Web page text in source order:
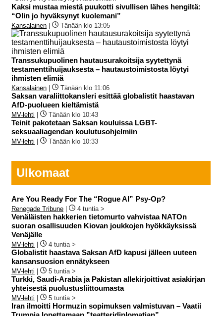
Kaksi mustaa miestä puukotti sivullisen lähes hengiltä:
“Olin jo hyväksynyt kuolemani”
Kansalainen | Tänään klo 13:05
Transsukupuolinen hautausurakoitsija syytettynä
testamenttihuijauksesta – hautaustoimistosta löytyi
ihmisten elimiä
Kansalainen | Tänään klo 11:06
Saksan varaliittokansleri esittää globalistit haastavan
AfD-puolueen kieltämistä
MV-lehti | Tänään klo 10:43
Teinit pakotetaan Saksan kouluissa LGBT-
seksuaaliagendan koulutusohjelmiin
MV-lehti | Tänään klo 10:33
Ulkomaat
Are You Ready For The “Rogue AI” Psy-Op?
Renegade Tribune | 4 tuntia >
Venäläisten hakkerien tietomurto vahvistaa NATOn
suoran osallisuuden Kiovan joukkojen hyökkäyksissä
Venäjälle
MV-lehti | 4 tuntia >
Globalistit haastava Saksan AfD kapusi jälleen uuteen
kansansuosion ennätykseen
MV-lehti | 5 tuntia >
Turkki, Saudi-Arabia ja Pakistan allekirjoittivat asiakirjan
yhteisestä puolustusliittoumasta
MV-lehti | 5 tuntia >
Iran ilmoitti Hormuzin sopimuksen valmistuvan – Vaatii